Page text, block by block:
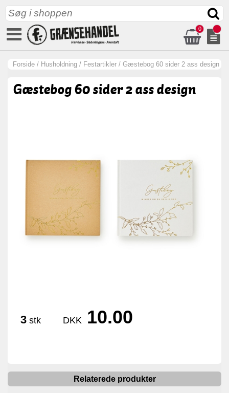
0
Forside / Husholdning / Festartikler / Gæstebog 60 sider 2 ass design
Gæstebog 60 sider 2 ass design
3 stk DKK 10.00
Relaterede produkter